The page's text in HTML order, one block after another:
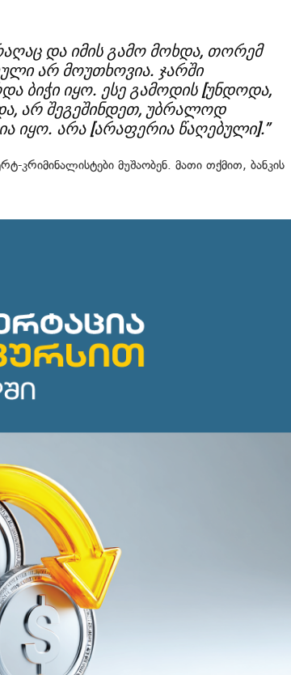
და იმის გამო მოხდა, თორემ
არ მოუთხოვია. ჯარში
ბიჭი იყო. ესე გამოდის [უნდოდა,
არ შეგეშინდეთ, უბრალოდ
იყო. არა [არაფერია წაღებული].”
მუშაობენ. მათი თქმით, ბანკის